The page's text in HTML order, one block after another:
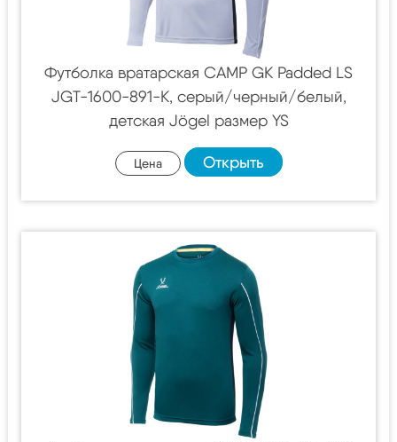
Футболка вратарская CAMP GK Padded LS
JGT-1600-891-K, серый/черный/белый,
детская Jögel размер YS
Цена Открыть